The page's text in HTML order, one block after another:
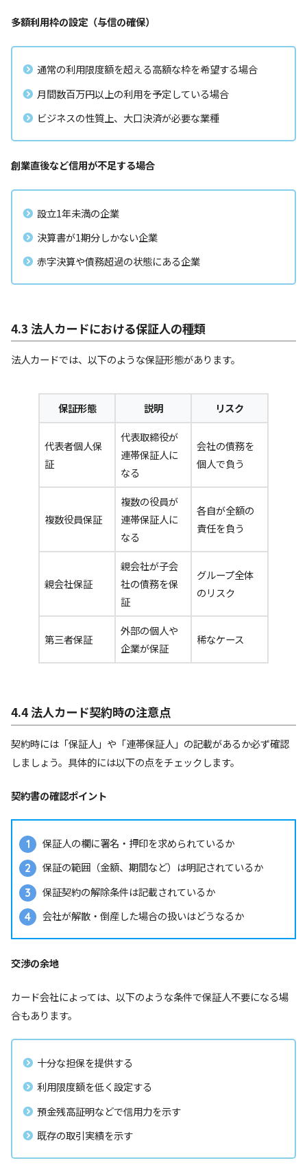
多額利用枠の設定（与信の確保）
通常の利用限度額を超える高額な枠を希望する場合
月間数百万円以上の利用を予定している場合
ビジネスの性質上、大口決済が必要な業種
創業直後など信用が不足する場合
設立1年未満の企業
決算書が1期分しかない企業
赤字決算や債務超過の状態にある企業
4.3 法人カードにおける保証人の種類
法人カードでは、以下のような保証形態があります。
保証形態 説明 リスク
代表者個人保
証
代表取締役が
連帯保証人に
なる
会社の債務を
個人で負う
複数役員保証
複数の役員が
連帯保証人に
なる
各自が全額の
責任を負う
親会社保証
親会社が子会
社の債務を保
証
グループ全体
のリスク
第三者保証
外部の個人や
企業が保証
稀なケース
4.4 法人カード契約時の注意点
契約時には「保証人」や「連帯保証人」の記載があるか必ず確認
しましょう。具体的には以下の点をチェックします。
契約書の確認ポイント
保証人の欄に署名・押印を求められているか
保証の範囲（金額、期間など）は明記されているか
保証契約の解除条件は記載されているか
会社が解散・倒産した場合の扱いはどうなるか
交渉の余地
カード会社によっては、以下のような条件で保証人不要になる場
合もあります。
十分な担保を提供する
利用限度額を低く設定する
預金残高証明などで信用力を示す
既存の取引実績を示す